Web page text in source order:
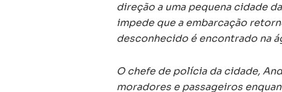
direção a uma pequena cidade
impede que a embarcação
desconhecido é encontrado na
O chefe de polícia da cidade,
moradores e passageiros